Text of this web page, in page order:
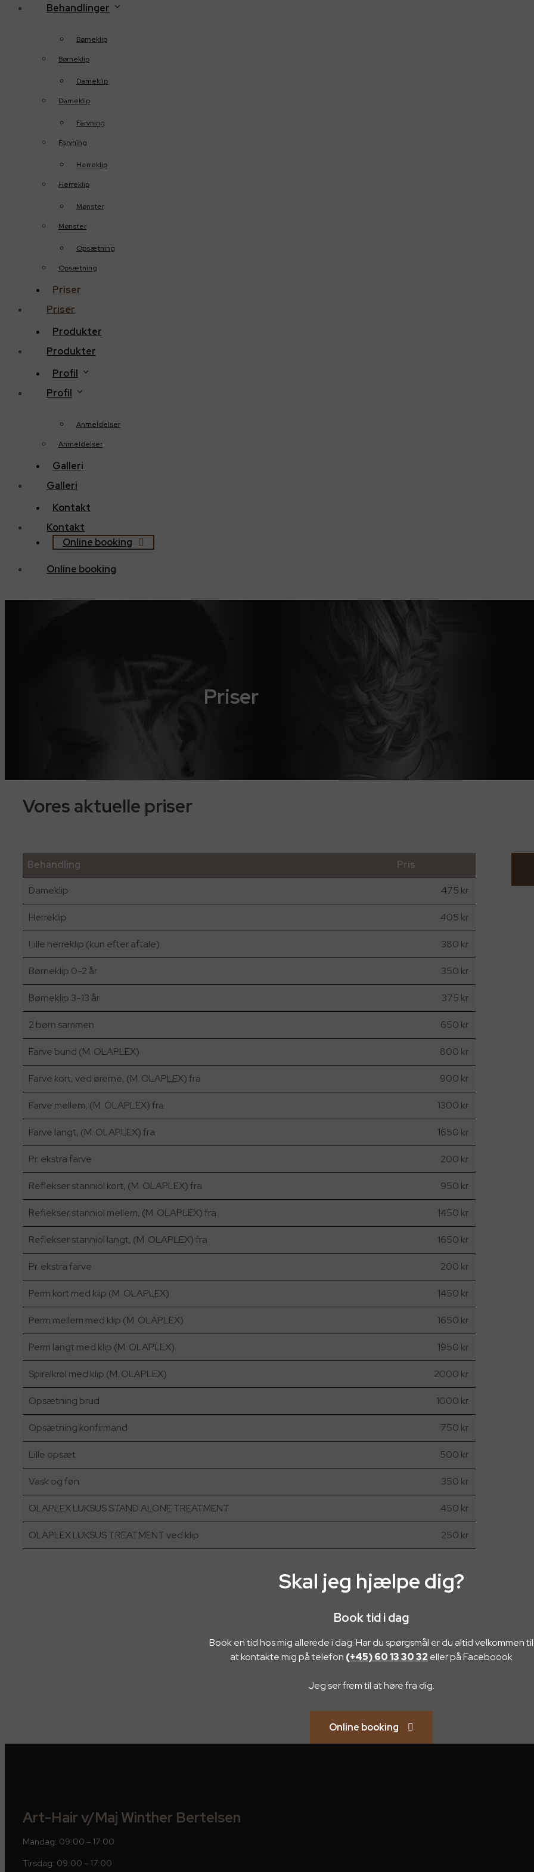
Børneklip
Dameklip
Farvning
Herreklip
Mønster
Opsætning
Priser
Produkter
Profil
Anmeldelser
Galleri
Kontakt
Online booking
Behandlinger
Børneklip
Dameklip
Farvning
Herreklip
Mønster
Opsætning
Priser
Produkter
Profil
Anmeldelser
Galleri
Kontakt
Online booking
Priser
Vores aktuelle priser
Behandling Pris
Dameklip 475 kr.
Herreklip 405 kr.
Lille herreklip (kun efter aftale) 380 kr.
Børneklip 0-2 år 350 kr.
Børneklip 3-13 år 375 kr.
2 børn sammen 650 kr.
Farve bund (M. OLAPLEX) 800 kr.
Farve kort, ved ørerne, (M. OLAPLEX) fra 900 kr.
Farve mellem, (M. OLAPLEX) fra 1300 kr.
Farve langt, (M. OLAPLEX) fra 1650 kr.
Pr. ekstra farve 200 kr.
Reflekser stanniol kort, (M. OLAPLEX) fra 950 kr.
Reflekser stanniol mellem, (M. OLAPLEX) fra 1450 kr.
Reflekser stanniol langt, (M. OLAPLEX) fra 1650 kr.
Pr. ekstra farve 200 kr.
Perm kort med klip (M. OLAPLEX) 1450 kr.
Perm mellem med klip (M. OLAPLEX) 1650 kr.
Perm langt med klip (M. OLAPLEX) 1950 kr.
Spiralkrøl med klip (M. OLAPLEX) 2000 kr.
Opsætning brud 1000 kr.
Opsætning konfirmand 750 kr.
Lille opsæt 500 kr.
Vask og føn 350 kr.
OLAPLEX LUKSUS STAND ALONE TREATMENT 450 kr.
OLAPLEX LUKSUS TREATMENT ved klip 250 kr.
Skal jeg hjælpe dig?
Book tid i dag
Book en tid hos mig allerede i dag. Har du spørgsmål er du altid velkommen til
at kontakte mig på telefon (+45) 60 13 30 32 eller på Faceboook
Jeg ser frem til at høre fra dig.
Online booking
Art-Hair v/Maj Winther Bertelsen
Mandag: 09:00 – 17:00
Tirsdag: 09:00 – 17:00